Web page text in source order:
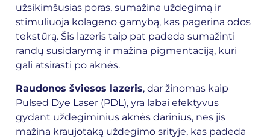
užsikimšusias poras, sumažina uždegimą ir
stimuliuoja kolageno gamybą, kas pagerina odos
tekstūrą. Šis lazeris taip pat padeda sumažinti
randų susidarymą ir mažina pigmentaciją, kuri
gali atsirasti po aknės.
Raudonos šviesos lazeris, dar žinomas kaip
Pulsed Dye Laser (PDL), yra labai efektyvus
gydant uždegiminius aknės darinius, nes jis
mažina kraujotaką uždegimo srityje, kas padeda